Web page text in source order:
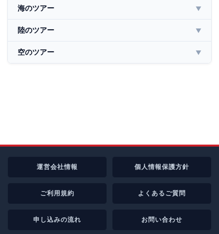
海のツアー ▼
陸のツアー ▼
空のツアー ▼
運営会社情報 個人情報保護方針
ご利用規約 よくあるご質問
申し込みの流れ お問い合わせ